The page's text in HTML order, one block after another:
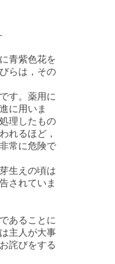
青紫色花を
らは，その
す。薬用に
に用いま
理したもの
れるほど，
常に危険で
生えの頃は
されていま
あることに
主人が大事
詫びをする